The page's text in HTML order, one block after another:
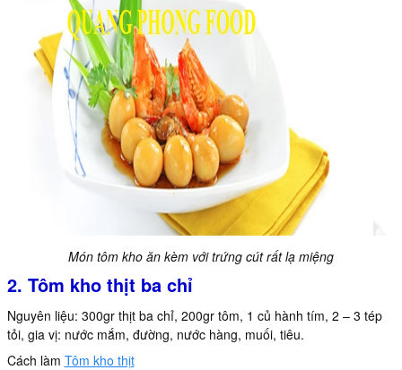
Món tôm kho ăn kèm với trứng cút rất lạ miệng
2. Tôm kho thịt ba chỉ
Nguyên liệu: 300gr thịt ba chỉ, 200gr tôm, 1 củ hành tím, 2 – 3 tép
tỏi, gia vị: nước mắm, đường, nước hàng, muối, tiêu.
Cách làm Tôm kho thịt